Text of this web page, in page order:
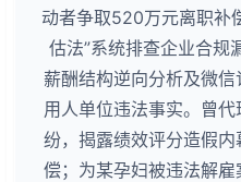
动者争取520万元离职补
估法”系统排查企业合规
薪酬结构逆向分析及微
用人单位违法事实。曾
纷，揭露绩效评分造假
偿；为某孕妇被违法解